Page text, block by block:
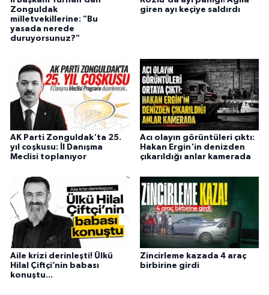
Zonguldak
milletvekillerine: "Bu
yasada nerede
duruyorsunuz?"
giren ayı keçiye saldırdı
AK Parti Zonguldak'ta 25.
yıl coşkusu: İl Danışma
Meclisi toplanıyor
Acı olayın görüntüleri çıktı:
Hakan Ergin'in denizden
çıkarıldığı anlar kamerada
Aile krizi derinleşti! Ülkü
Hilal Çiftçi’nin babası
konuştu...
Zincirleme kazada 4 araç
birbirine girdi